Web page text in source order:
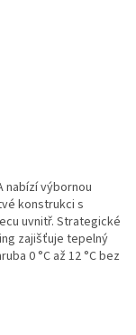
nabízí výbornou
konstrukci s
uvnitř. Strategické
zajišťuje tepelný
0 °C až 12 °C bez